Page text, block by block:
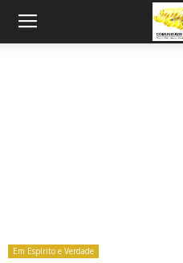
Em Espírito e Verdade